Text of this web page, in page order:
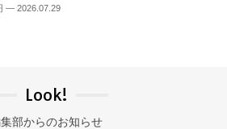
— 2026.07.29
Look!
部からのお知らせ